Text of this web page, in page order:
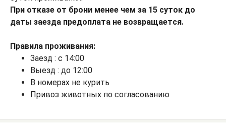
При отказе от брони менее чем за 15 суток до
даты заезда предоплата не возвращается.
Правила проживания:
Заезд : с 14:00
Выезд : до 12:00
В номерах не курить
Привоз животных по согласованию